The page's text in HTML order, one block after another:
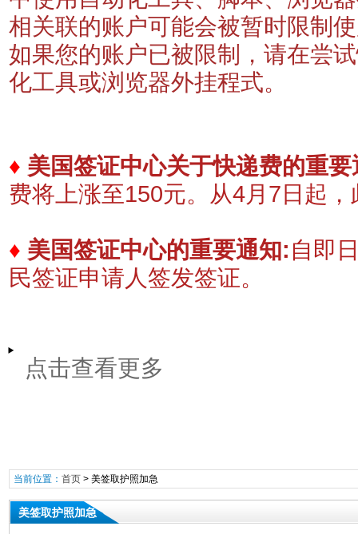
相关联的账户可能会被暂时限制
如果您的账户已被限制，请在尝
化工具或浏览器外挂程式。
♦ 美国签证中心关于快递费的重
费将上涨至150元。
从4月7日起
♦ 美国签证中心的重要通知: 自即
民签证申请人签发签证。
点击查看更多
当前位置： 首页> 美签取护照加急
美签取护照加急